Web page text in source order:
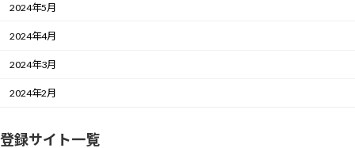
2024年5月
2024年4月
2024年3月
2024年2月
登録サイト一覧